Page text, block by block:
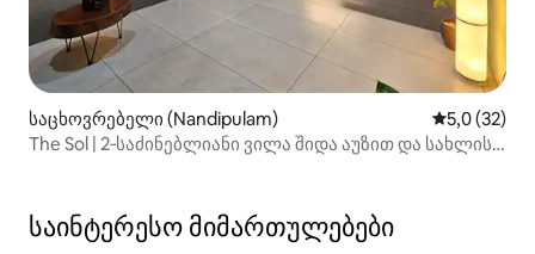
საცხოვრებელი (Nandipulam) საშუალო
5,0 (32)
The Sol | 2‑საძინებლიანი ვილა შიდა აუზით და სახლის
საინტერესო მიმართულებები